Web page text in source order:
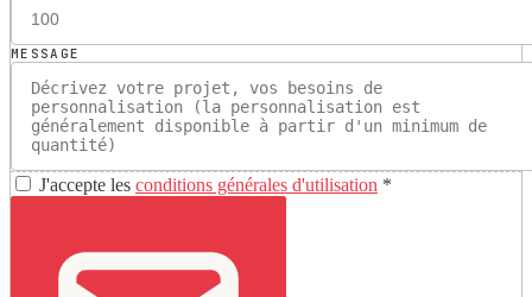
MESSAGE
J'accepte les conditions générales d'utilisation *